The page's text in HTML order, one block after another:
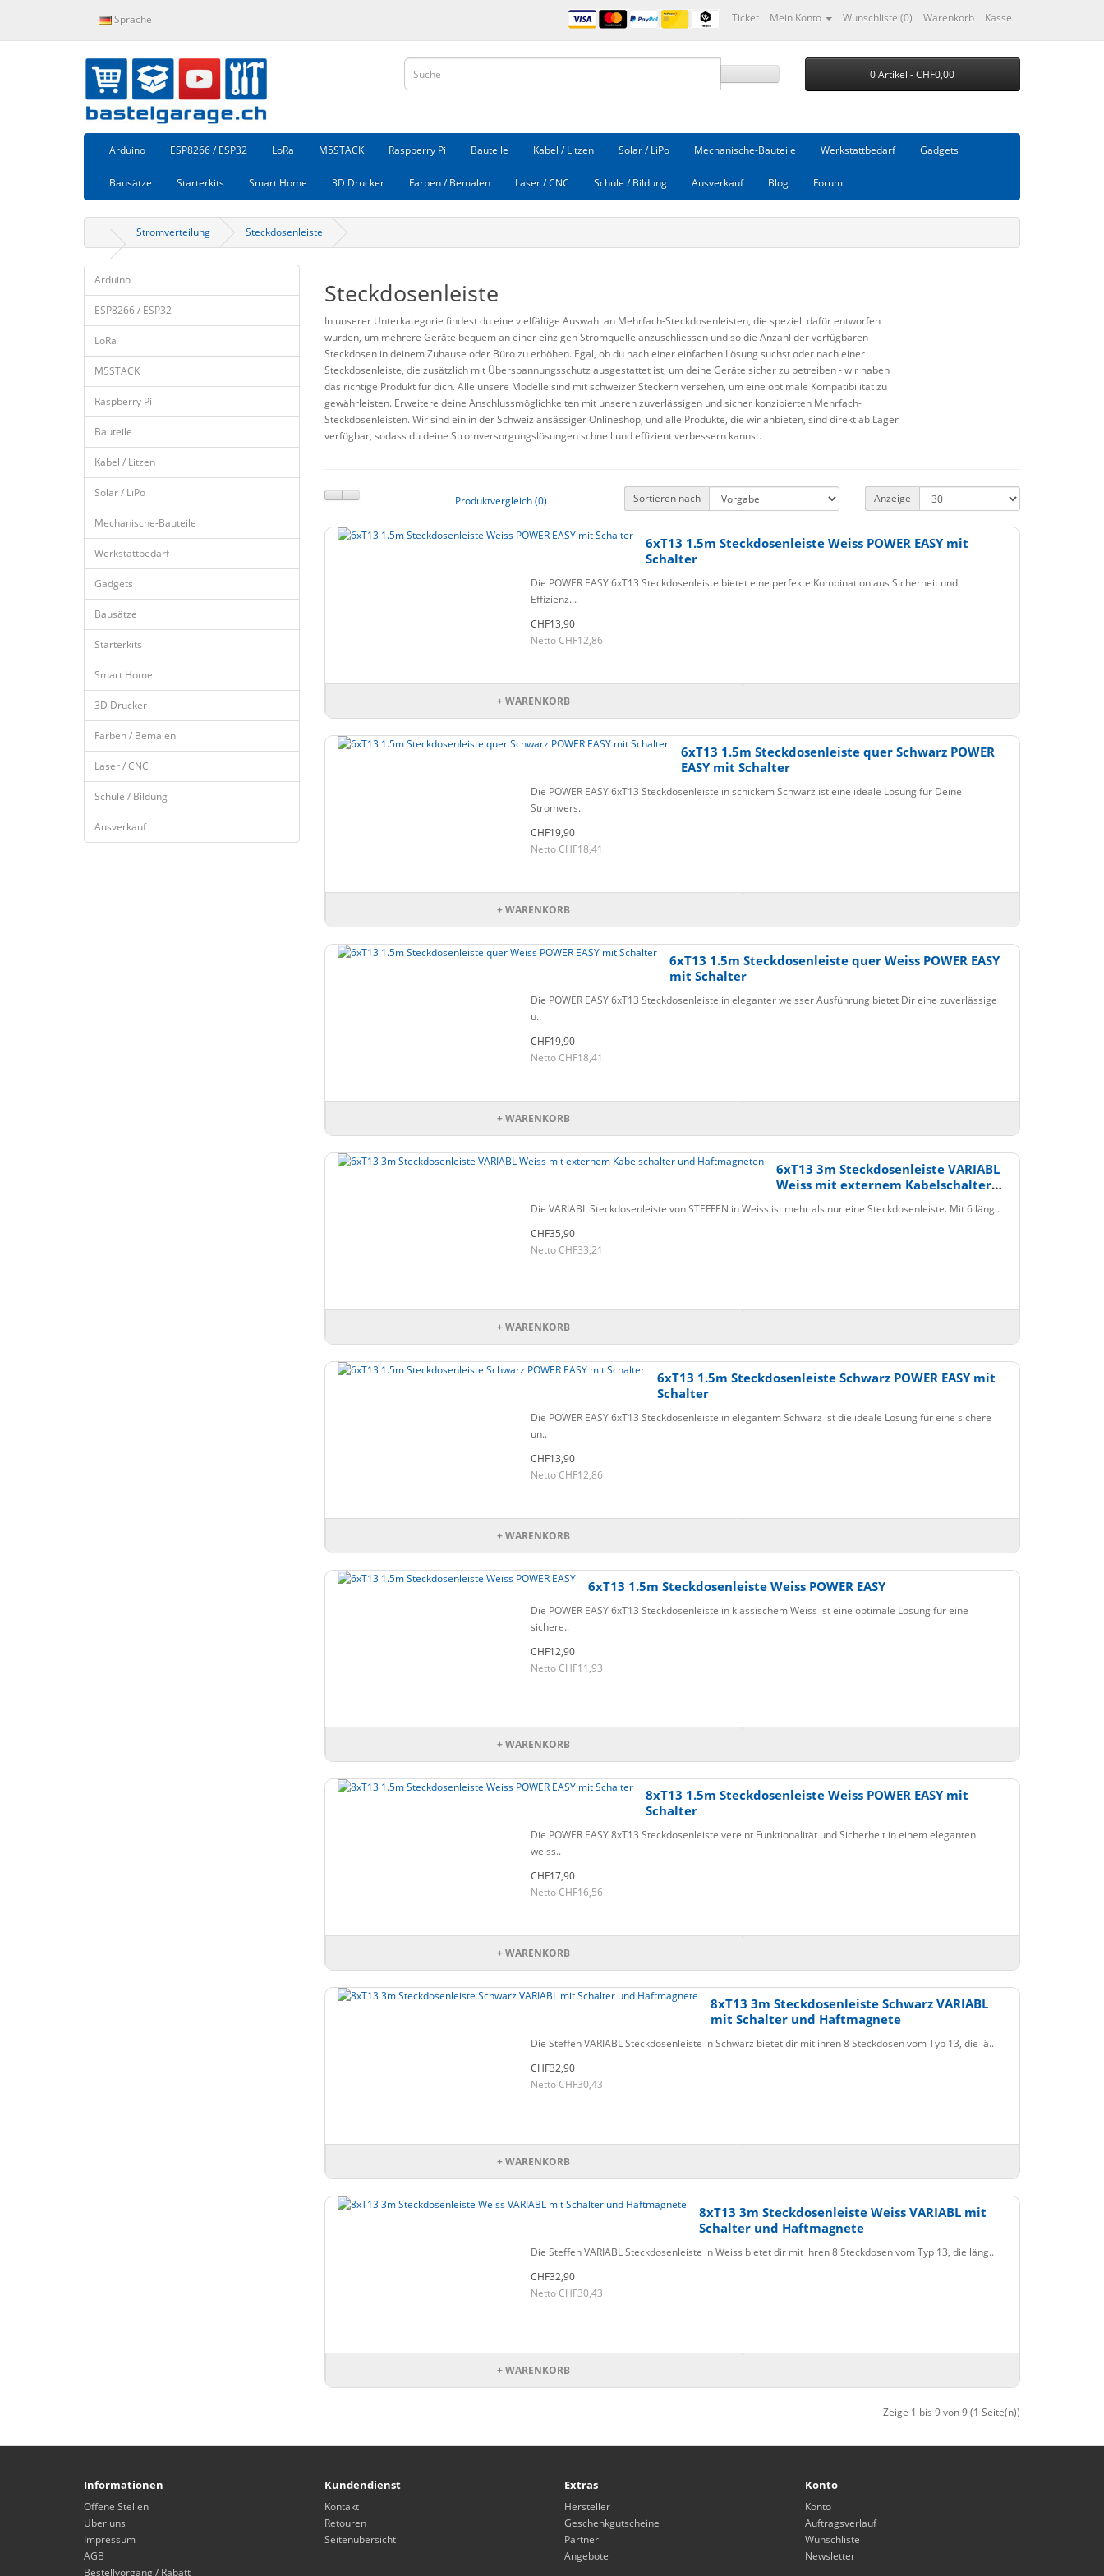
Sprache Ticket Mein Konto Wunschliste (0) Warenkorb Kasse
0 Artikel - CHF0,00
Arduino ESP8266 / ESP32 LoRa M5STACK Raspberry Pi Bauteile Kabel / Litzen Solar / LiPo Mechanische-Bauteile Werkstattbedarf Gadgets
Bausätze Starterkits Smart Home 3D Drucker Farben / Bemalen Laser / CNC Schule / Bildung Ausverkauf Blog Forum
Stromverteilung Steckdosenleiste
Arduino
ESP8266 / ESP32
LoRa
M5STACK
Raspberry Pi
Bauteile
Kabel / Litzen
Solar / LiPo
Mechanische-Bauteile
Werkstattbedarf
Gadgets
Bausätze
Starterkits
Smart Home
3D Drucker
Farben / Bemalen
Laser / CNC
Schule / Bildung
Ausverkauf
Steckdosenleiste
In unserer Unterkategorie findest du eine vielfältige Auswahl an Mehrfach-Steckdosenleisten, die speziell dafür entworfen
wurden, um mehrere Geräte bequem an einer einzigen Stromquelle anzuschliessen und so die Anzahl der verfügbaren
Steckdosen in deinem Zuhause oder Büro zu erhöhen. Egal, ob du nach einer einfachen Lösung suchst oder nach einer
Steckdosenleiste, die zusätzlich mit Überspannungsschutz ausgestattet ist, um deine Geräte sicher zu betreiben - wir haben
das richtige Produkt für dich. Alle unsere Modelle sind mit schweizer Steckern versehen, um eine optimale Kompatibilität zu
gewährleisten. Erweitere deine Anschlussmöglichkeiten mit unseren zuverlässigen und sicher konzipierten Mehrfach-
Steckdosenleisten. Wir sind ein in der Schweiz ansässiger Onlineshop, und alle Produkte, die wir anbieten, sind direkt ab Lager
verfügbar, sodass du deine Stromversorgungslösungen schnell und effizient verbessern kannst.
Produktvergleich (0) Sortieren nach Anzeige
6xT13 1.5m Steckdosenleiste Weiss POWER EASY mit
Schalter
Die POWER EASY 6xT13 Steckdosenleiste bietet eine perfekte Kombination aus Sicherheit und
Effizienz...
CHF13,90
Netto CHF12,86
+ WARENKORB
6xT13 1.5m Steckdosenleiste quer Schwarz POWER
EASY mit Schalter
Die POWER EASY 6xT13 Steckdosenleiste in schickem Schwarz ist eine ideale Lösung für Deine
Stromvers..
CHF19,90
Netto CHF18,41
+ WARENKORB
6xT13 1.5m Steckdosenleiste quer Weiss POWER EASY
mit Schalter
Die POWER EASY 6xT13 Steckdosenleiste in eleganter weisser Ausführung bietet Dir eine zuverlässige
u..
CHF19,90
Netto CHF18,41
+ WARENKORB
6xT13 3m Steckdosenleiste VARIABL
Weiss mit externem Kabelschalter
Die VARIABL Steckdosenleiste von STEFFEN in Weiss ist mehr als nur eine Steckdosenleiste. Mit 6 läng..
CHF35,90
Netto CHF33,21
+ WARENKORB
6xT13 1.5m Steckdosenleiste Schwarz POWER EASY mit
Schalter
Die POWER EASY 6xT13 Steckdosenleiste in elegantem Schwarz ist die ideale Lösung für eine sichere
un..
CHF13,90
Netto CHF12,86
+ WARENKORB
6xT13 1.5m Steckdosenleiste Weiss POWER EASY
Die POWER EASY 6xT13 Steckdosenleiste in klassischem Weiss ist eine optimale Lösung für eine
sichere..
CHF12,90
Netto CHF11,93
+ WARENKORB
8xT13 1.5m Steckdosenleiste Weiss POWER EASY mit
Schalter
Die POWER EASY 8xT13 Steckdosenleiste vereint Funktionalität und Sicherheit in einem eleganten
weiss..
CHF17,90
Netto CHF16,56
+ WARENKORB
8xT13 3m Steckdosenleiste Schwarz VARIABL
mit Schalter und Haftmagnete
Die Steffen VARIABL Steckdosenleiste in Schwarz bietet dir mit ihren 8 Steckdosen vom Typ 13, die lä..
CHF32,90
Netto CHF30,43
+ WARENKORB
8xT13 3m Steckdosenleiste Weiss VARIABL mit
Schalter und Haftmagnete
Die Steffen VARIABL Steckdosenleiste in Weiss bietet dir mit ihren 8 Steckdosen vom Typ 13, die läng..
CHF32,90
Netto CHF30,43
+ WARENKORB
Zeige 1 bis 9 von 9 (1 Seite(n))
Informationen
Offene Stellen
Über uns
Impressum
AGB
Bestellvorgang / Rabatt
Kundendienst
Kontakt
Retouren
Seitenübersicht
Extras
Hersteller
Geschenkgutscheine
Partner
Angebote
Konto
Konto
Auftragsverlauf
Wunschliste
Newsletter